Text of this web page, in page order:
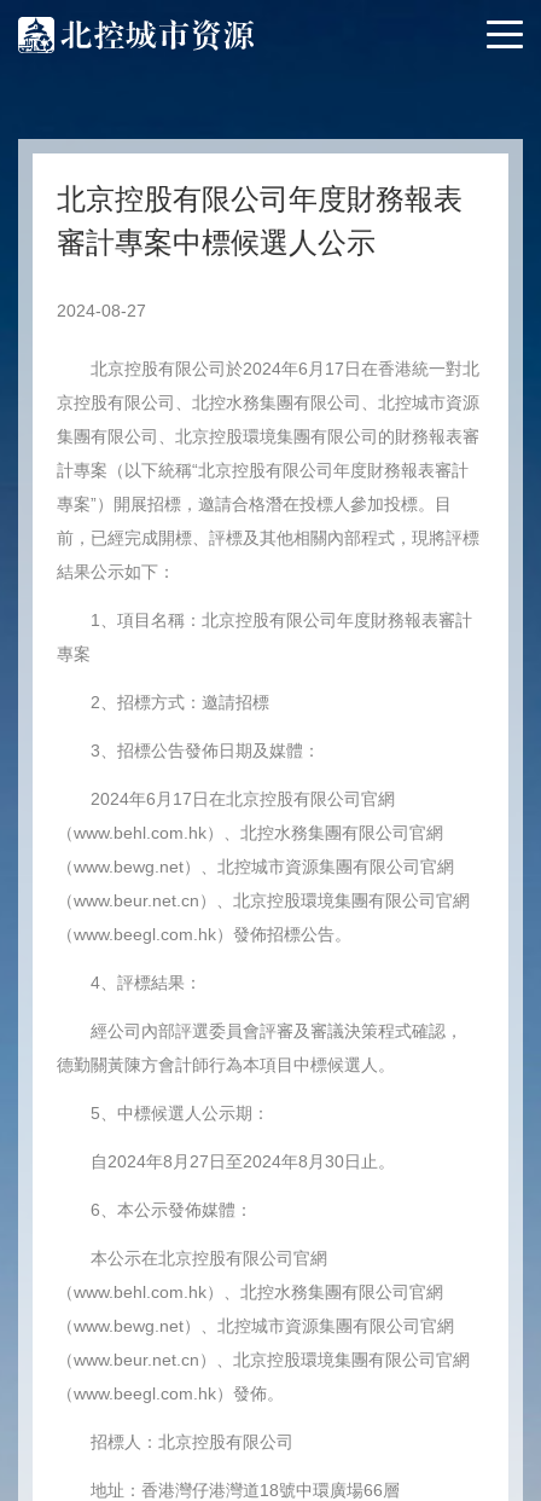
北京控股有限公司年度財務報表
審計專案中標候選人公示
2024-08-27
北京控股有限公司於2024年6月17日在香港統一對北
京控股有限公司、北控水務集團有限公司、北控城市資源
集團有限公司、北京控股環境集團有限公司的財務報表審
計專案（以下統稱“北京控股有限公司年度財務報表審計
專案”）開展招標，邀請合格潛在投標人參加投標。目
前，已經完成開標、評標及其他相關內部程式，現將評標
結果公示如下：
1、項目名稱：北京控股有限公司年度財務報表審計
專案
2、招標方式：邀請招標
3、招標公告發佈日期及媒體：
2024年6月17日在北京控股有限公司官網
（www.behl.com.hk）、北控水務集團有限公司官網
（www.bewg.net）、北控城市資源集團有限公司官網
（www.beur.net.cn）、北京控股環境集團有限公司官網
（www.beegl.com.hk）發佈招標公告。
4、評標結果：
經公司內部評選委員會評審及審議決策程式確認，
德勤關黃陳方會計師行為本項目中標候選人。
5、中標候選人公示期：
自2024年8月27日至2024年8月30日止。
6、本公示發佈媒體：
本公示在北京控股有限公司官網
（www.behl.com.hk）、北控水務集團有限公司官網
（www.bewg.net）、北控城市資源集團有限公司官網
（www.beur.net.cn）、北京控股環境集團有限公司官網
（www.beegl.com.hk）發佈。
招標人：北京控股有限公司
地址：香港灣仔港灣道18號中環廣場66層